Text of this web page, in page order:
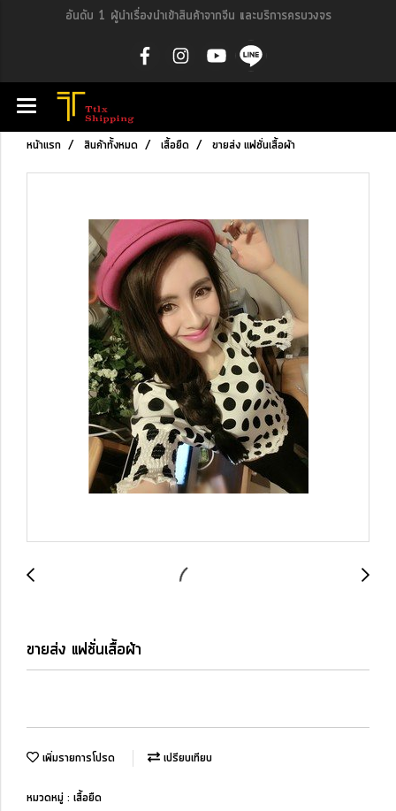
อันดับ 1 ผู้นำเรื่องนำเข้าสินค้าจากจีน และบริการครบวงจร
หน้าแรก สินค้าทั้งหมด เสื้อยืด ขายส่ง แฟชั่นเสื้อผ้า
ขายส่ง แฟชั่นเสื้อผ้า
เพิ่มรายการโปรด เปรียบเทียบ
หมวดหมู่ : เสื้อยืด